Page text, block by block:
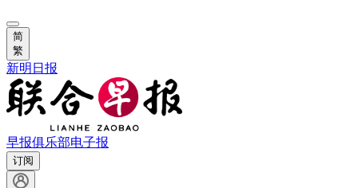
简
繁
新明日报
早报俱乐部电子报
订阅